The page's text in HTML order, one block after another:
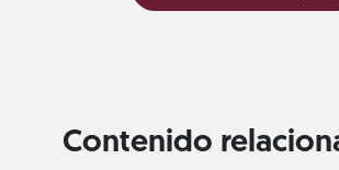
Contenido